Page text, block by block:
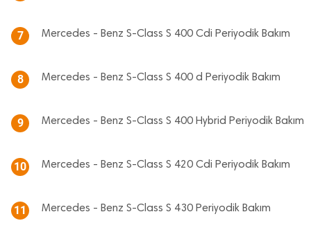
7 Mercedes - Benz S-Class S 400 Cdi Periyodik Bakım
8 Mercedes - Benz S-Class S 400 d Periyodik Bakım
9 Mercedes - Benz S-Class S 400 Hybrid Periyodik Bakım
10 Mercedes - Benz S-Class S 420 Cdi Periyodik Bakım
11 Mercedes - Benz S-Class S 430 Periyodik Bakım